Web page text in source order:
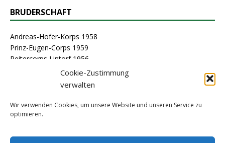
Cookie-Zustimmung
verwalten
Wir verwenden Cookies, um unsere Website und unseren Service zu
optimieren.
BRUDERSCHAFT
Andreas-Hofer-Korps 1958
Prinz-Eugen-Corps 1959
Reitercorps Lintorf 1956
St. Georg-Corps 1963
St. Lambertus-Corps 1976
Stammcorps 1963